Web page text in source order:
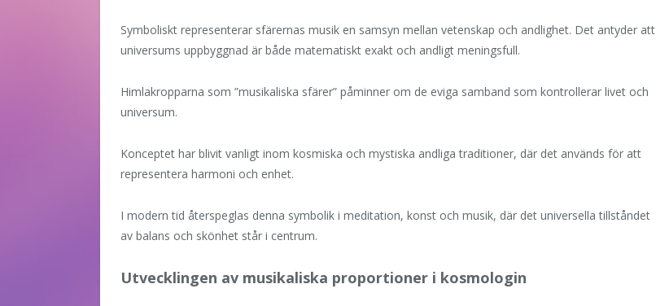
Symboliskt representerar sfärernas musik en samsyn mellan vetenskap och andlighet. Det antyder att
universums uppbyggnad är både matematiskt exakt och andligt meningsfull.
Himlakropparna som ”musikaliska sfärer” påminner om de eviga samband som kontrollerar livet och
universum.
Konceptet har blivit vanligt inom kosmiska och mystiska andliga traditioner, där det används för att
representera harmoni och enhet.
I modern tid återspeglas denna symbolik i meditation, konst och musik, där det universella tillståndet
av balans och skönhet står i centrum.
Utvecklingen av musikaliska proportioner i kosmologin